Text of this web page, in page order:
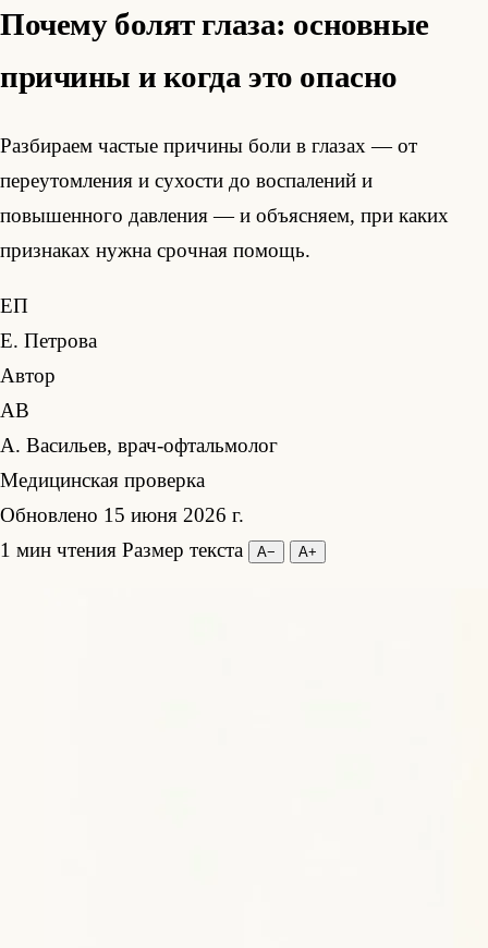
Почему болят глаза: основные
причины и когда это опасно
Разбираем частые причины боли в глазах — от
переутомления и сухости до воспалений и
повышенного давления — и объясняем, при каких
признаках нужна срочная помощь.
ЕП
Е. Петрова
Автор
АВ
А. Васильев, врач-офтальмолог
Медицинская проверка
Обновлено 15 июня 2026 г.
1 мин чтения Размер текста А− А+